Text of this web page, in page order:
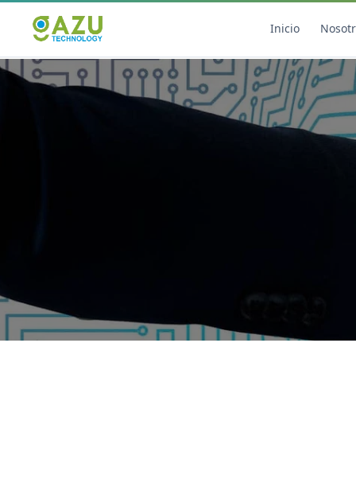
Inicio
Marketing Digital Diseño
Diseño Gráfico